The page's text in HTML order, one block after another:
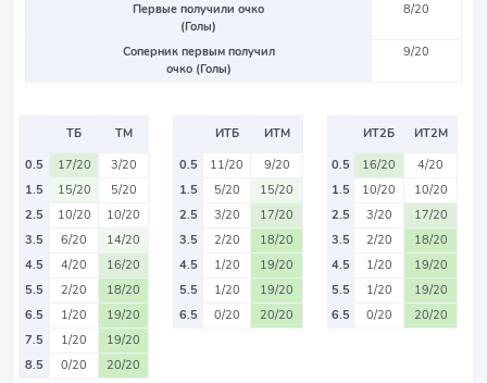
Первые получили очко
(Голы)
8/20
Соперник первым получил
очко (Голы)
9/20
ТБ
ТМ
0.5
17/20
3/20
1.5
15/20
5/20
2.5
10/20
10/20
3.5
6/20
14/20
4.5
4/20
16/20
5.5
2/20
18/20
6.5
1/20
19/20
7.5
1/20
19/20
8.5
0/20 20/20
ИТБ
ИТМ
0.5
11/20
9/20
1.5
5/20
15/20
2.5
3/20
17/20
3.5
2/20
18/20
4.5
1/20
19/20
5.5
1/20
19/20
6.5
0/20 20/20
ИТ2Б
ИТ2М
0.5
16/20
4/20
1.5
10/20
10/20
2.5
3/20
17/20
3.5
2/20
18/20
4.5
1/20
19/20
5.5
1/20
19/20
6.5
0/20 20/20